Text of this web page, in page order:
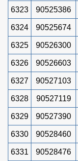
6323 90525386
6324 90525674
6325 90526300
6326 90526603
6327 90527103
6328 90527119
6329 90527390
6330 90528460
6331 90528476